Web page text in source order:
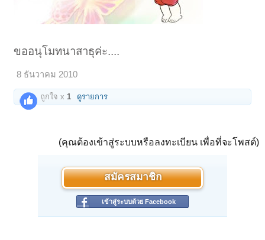
ขออนุโมทนาสาธุค่ะ....
8 ธันวาคม 2010
ถูกใจ x1 ดูรายการ
(คุณต้องเข้าสู่ระบบหรือลงทะเบียน เพื่อที่จะโพสต์)
สมัครสมาชิก
เข้าสู่ระบบด้วย Facebook